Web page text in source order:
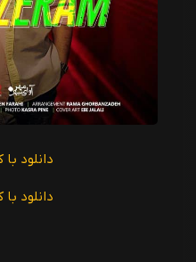
دانلود با
دانلود با